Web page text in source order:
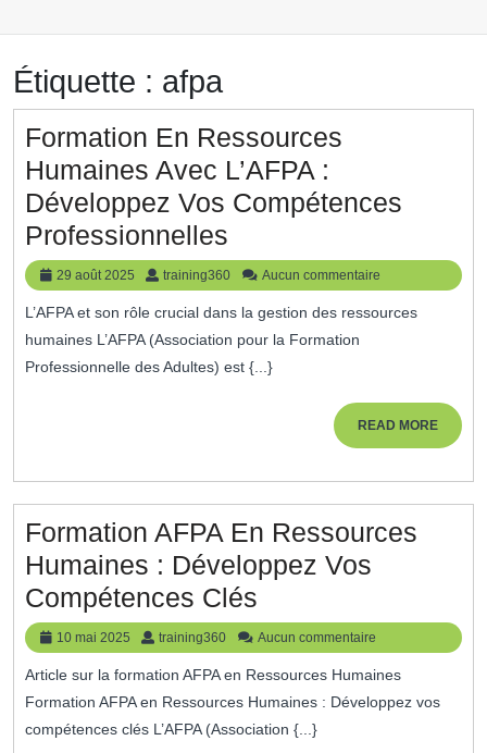
Étiquette : afpa
Formation En Ressources
Humaines Avec L’AFPA :
Développez Vos Compétences
Professionnelles
En
Ressources
Humaines
Avec
Compétences
Professionnelles
29 août 2025
29
août
2025
training360 training360
Aucun commentaire
L’AFPA et son rôle crucial dans la gestion des ressources
humaines L’AFPA (Association pour la Formation
Professionnelle des Adultes) est {...}
READ MOREREAD
MORE
Formation AFPA En Ressources
Humaines : Développez Vos
Compétences Clés
AFPA
En
Ressources
Humaines
10 mai 2025
10
mai
2025
training360 training360
Aucun commentaire
Article sur la formation AFPA en Ressources Humaines
Formation AFPA en Ressources Humaines : Développez vos
compétences clés L’AFPA (Association {...}